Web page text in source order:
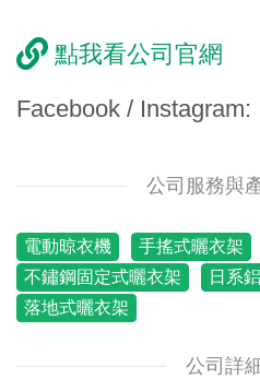
點我看公司官網
Facebook / Instagram
公司服務與
電動晾衣機 手搖式曬衣架
不鏽鋼固定式曬衣架
日系
落地式曬衣架
公司詳